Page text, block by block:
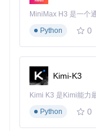
clone
进入项目目录
编译项目
Python
0
Kimi-K3
Python
0